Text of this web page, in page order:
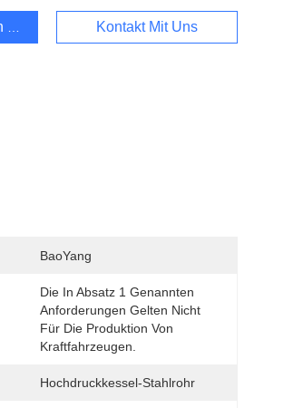
Kontakt Mit Uns
BaoYang
Die In Absatz 1 Genannten
Anforderungen Gelten Nicht
Für Die Produktion Von
Kraftfahrzeugen.
Hochdruckkessel-Stahlrohr